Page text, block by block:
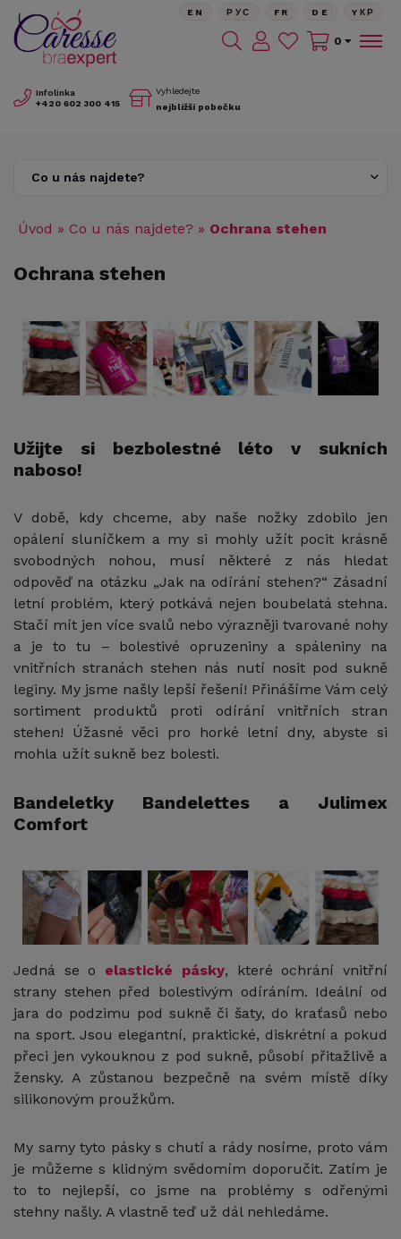
Infolinka
+420 602 300 415
Vyhledejte
nejbližší pobočku
EN РУС FR DE YКР
0
Co u nás najdete?
Úvod » Co u nás najdete? » Ochrana stehen
Ochrana stehen
Užijte si bezbolestné léto v sukních
naboso!
V době, kdy chceme, aby naše nožky zdobilo jen
opálení sluníčkem a my si mohly užít pocit krásně
svobodných nohou, musí některé z nás hledat
odpověď na otázku „Jak na odírání stehen?“ Zásadní
letní problém, který potkává nejen boubelatá stehna.
Stačí mít jen více svalů nebo výrazněji tvarované nohy
a je to tu – bolestivé opruzeniny a spáleniny na
vnitřních stranách stehen nás nutí nosit pod sukně
leginy. My jsme našly lepší řešení! Přinášíme Vám celý
sortiment produktů proti odírání vnitřních stran
stehen! Úžasné věci pro horké letní dny, abyste si
mohla užít sukně bez bolesti.
Bandeletky Bandelettes a Julimex
Comfort
Jedná se o elastické pásky, které ochrání vnitřní
strany stehen před bolestivým odíráním. Ideální od
jara do podzimu pod sukně či šaty, do kraťasů nebo
na sport. Jsou elegantní, praktické, diskrétní a pokud
přeci jen vykouknou z pod sukně, působí přitažlivě a
žensky. A zůstanou bezpečně na svém místě díky
silikonovým proužkům.
My samy tyto pásky s chutí a rády nosíme, proto vám
je můžeme s klidným svědomím doporučit. Zatím je
to to nejlepší, co jsme na problémy s odřenými
stehny našly. A vlastně teď už dál nehledáme.